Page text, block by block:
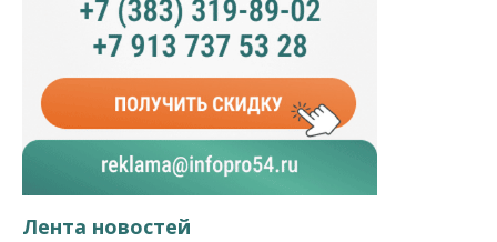
Лента новостей